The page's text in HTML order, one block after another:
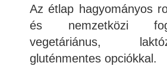
Az étlap hagyományos
és nemzetközi
vegetáriánus,
gluténmentes opciókkal.